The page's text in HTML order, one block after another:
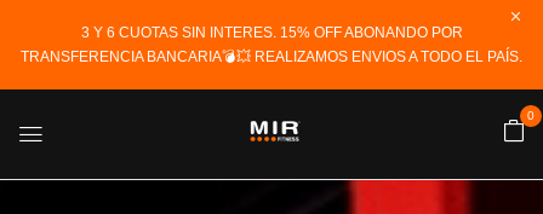
3 Y 6 CUOTAS SIN INTERES. 15% OFF ABONANDO POR
TRANSFERENCIA BANCARIA💣💥 REALIZAMOS ENVIOS A TODO EL PAÍS.
0